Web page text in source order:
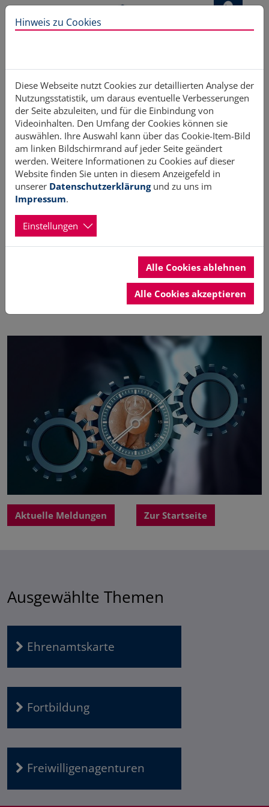
Direkt zur Hauptnavigation springen
Direkt zum Inhalt springen
Neues zur Engagementstrategie
2026 - 2028
17.11.2025 Erstellt von Hans Brüller
Aus der Engagementstrategie 2020 – 2025 wird ab 2026
voraussichtlich die „Gesamtstrategie Ehrenamt“.
Was sich dazu bisher inhaltlich wie auch organisatorisch
abzeichnet - auch zur dann geltenden Förderrichtlinie haben
wir ausführlich auf unserem Portal für Sie bereitgestellt.
Aktuelle Meldungen Zur Startseite
Ausgewählte Themen
Ehrenamtskarte
Fortbildung
Freiwilligenagenturen
Hinweis zu Cookies
Diese Webseite nutzt Cookies zur detaillierten Analyse der
Nutzungsstatistik, um daraus eventuelle Verbesserungen
der Seite abzuleiten, und für die Einbindung von
Videoinhalten. Den Umfang der Cookies können sie
auswählen. Ihre Auswahl kann über das Cookie-Item-Bild
am linken Bildschirmrand auf jeder Seite geändert
werden. Weitere Informationen zu Cookies auf dieser
Website finden Sie unten in diesem Anzeigefeld in
unserer Datenschutzerklärungund zu uns im
Impressum.
Einstellungen
Alle Cookies ablehnen
Alle Cookies akzeptieren